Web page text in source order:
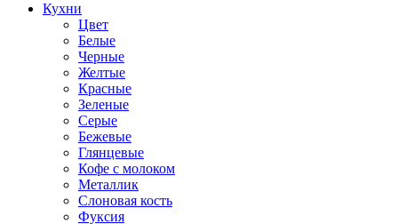
Кухни
Цвет
Белые
Черные
Желтые
Красные
Зеленые
Серые
Бежевые
Глянцевые
Кофе с молоком
Металлик
Слоновая кость
Фуксия